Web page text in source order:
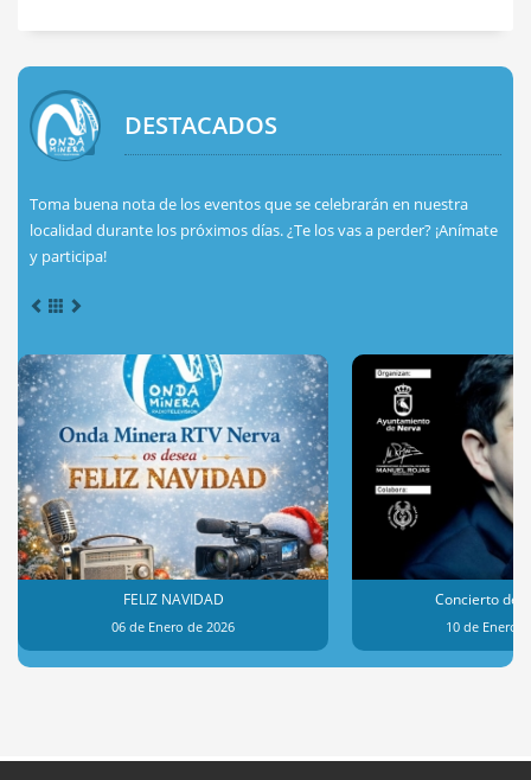
DESTACADOS
Toma buena nota de los eventos que se celebrarán en nuestra
localidad durante los próximos días. ¿Te los vas a perder? ¡Anímate
y participa!
FELIZ NAVIDAD
06 de Enero de 2026
Concierto de
10 de Enero